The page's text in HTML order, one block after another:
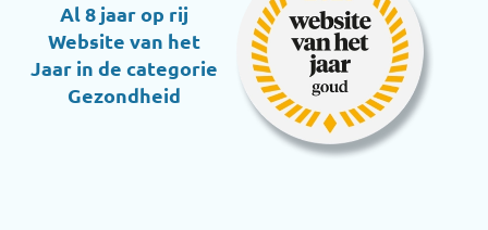
Al 8 jaar op rij
Website van het
Jaar in de categorie
Gezondheid